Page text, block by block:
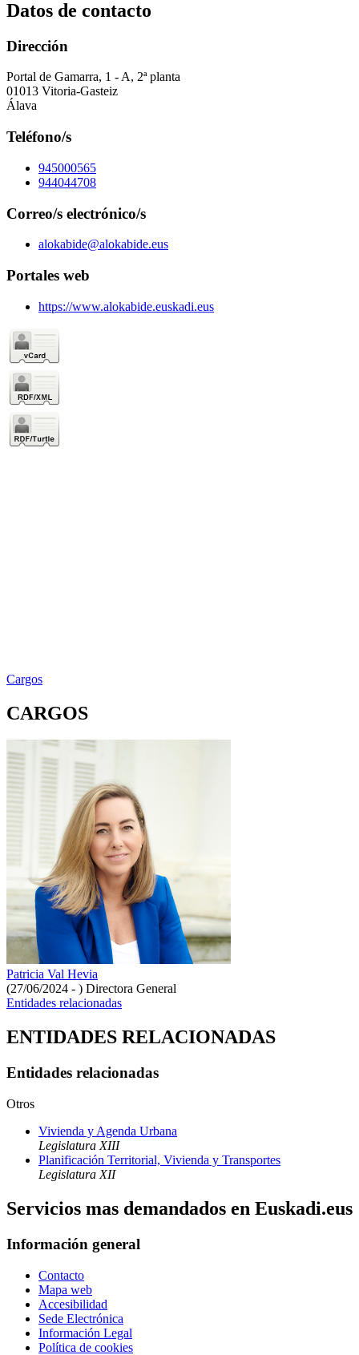
Datos de contacto
Dirección
Portal de Gamarra, 1 - A, 2ª planta
01013 Vitoria-Gasteiz
Álava
Teléfono/s
945000565
944044708
Correo/s electrónico/s
alokabide@alokabide.eus
Portales web
https://www.alokabide.euskadi.eus
Cargos
CARGOS
Patricia Val Hevia
(27/06/2024 - ) Directora General
Entidades relacionadas
ENTIDADES RELACIONADAS
Entidades relacionadas
Otros
Vivienda y Agenda Urbana
Legislatura XIII
Planificación Territorial, Vivienda y Transportes
Legislatura XII
Servicios mas demandados en Euskadi.eus
Información general
Contacto
Mapa web
Accesibilidad
Sede Electrónica
Información Legal
Política de cookies